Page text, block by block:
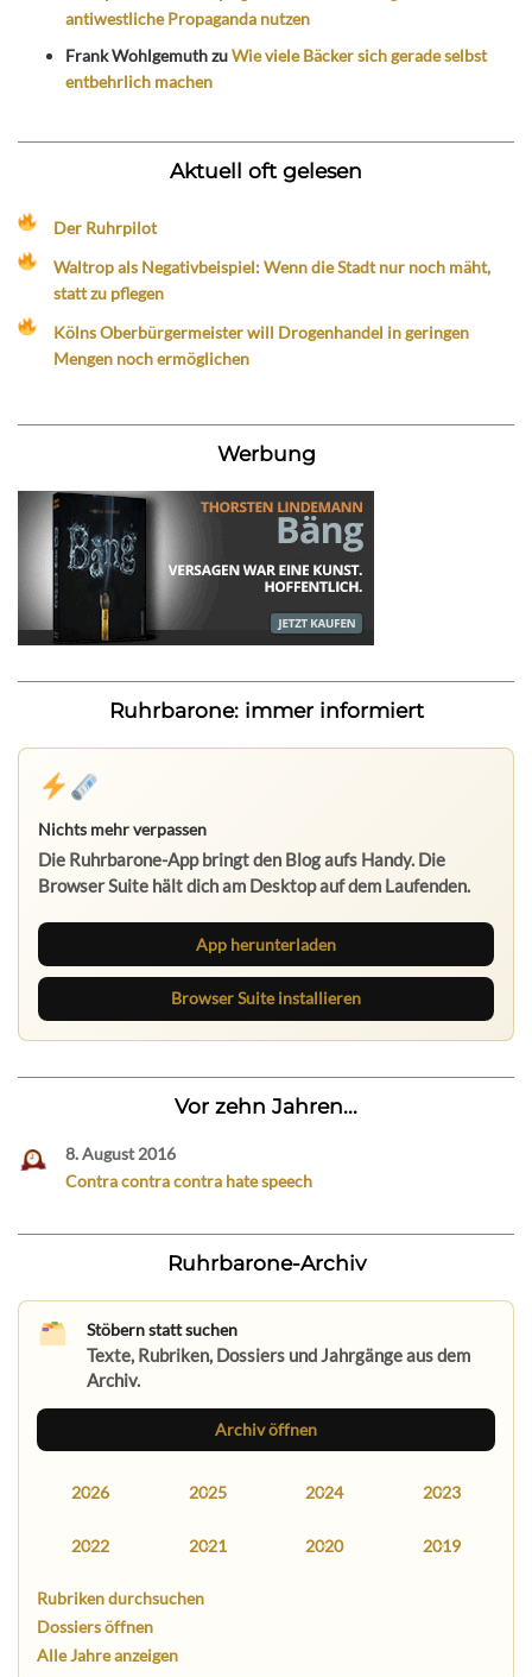
antiwestliche Propaganda nutzen
Frank WohlgemuthzuWie viele Bäcker sich gerade selbst
entbehrlich machen
Aktuell oft gelesen
Der Ruhrpilot
Waltrop als Negativbeispiel: Wenn die Stadt nur noch mäht,
statt zu pflegen
Kölns Oberbürgermeister will Drogenhandel in geringen
Mengen noch ermöglichen
Werbung
Ruhrbarone: immer informiert
Nichts mehr verpassen
Die Ruhrbarone-App bringt den Blog aufs Handy. Die
Browser Suite hält dich am Desktop auf dem Laufenden.
App herunterladen
Browser Suite installieren
Vor zehn Jahren...
8. August 2016
Contra contra contra hate speech
Ruhrbarone-Archiv
Stöbern statt suchen
Texte, Rubriken, Dossiers und Jahrgänge aus dem
Archiv.
Archiv öffnen
2026 2025 2024 2023
2022 2021 2020 2019
Rubriken durchsuchen
Dossiers öffnen
Alle Jahre anzeigen